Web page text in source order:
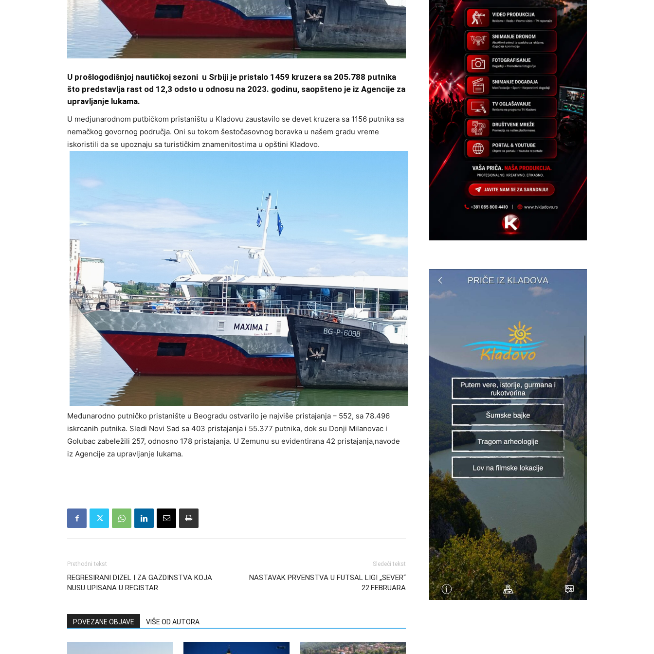
U prošlogodišnjoj nautičkoj sezoni u Srbiji je pristalo 1459 kruzera sa 205.788 putnika
što predstavlja rast od 12,3 odsto u odnosu na 2023. godinu, saopšteno je iz Agencije za
upravljanje lukama.
U medjunarodnom putbičkom pristaništu u Kladovu zaustavilo se devet kruzera sa 1156 putnika sa
nemačkog govornog područja. Oni su tokom šestočasovnog boravka u našem gradu vreme
iskoristili da se upoznaju sa turističkim znamenitostima u opštini Kladovo.
Međunarodno putničko pristanište u Beogradu ostvarilo je najviše pristajanja – 552, sa 78.496
iskrcanih putnika. Sledi Novi Sad sa 403 pristajanja i 55.377 putnika, dok su Donji Milanovac i
Golubac zabeležili 257, odnosno 178 pristajanja. U Zemunu su evidentirana 42 pristajanja,navode
iz Agencije za upravljanje lukama.
Prethodni tekst
REGRESIRANI DIZEL I ZA GAZDINSTVA KOJA
NUSU UPISANA U REGISTAR
Sledeći tekst
NASTAVAK PRVENSTVA U FUTSAL LIGI „SEVER“
22.FEBRUARA
POVEZANE OBJAVE VIŠE OD AUTORA